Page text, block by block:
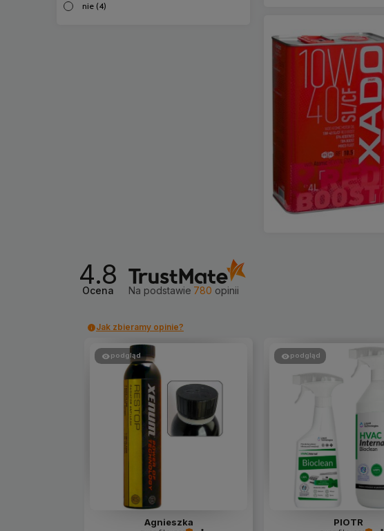
nie (4)
4.8
Ocena Na podstawie 780 opinii
Jak zbieramy opinie?
podgląd
Agnieszka
podgląd
PIOTR